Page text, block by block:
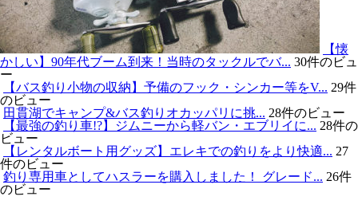
【懐
かしい】90年代ブーム到来！当時のタックルでバ... 30件のビュ
ー
【バス釣り小物の収納】予備のフック・シンカー等をV... 29件
のビュー
田貫湖でキャンプ&バス釣りオカッパリに挑... 28件のビュー
【最強の釣り車!?】ジムニーから軽バン・エブリイに... 28件の
ビュー
【レンタルボート用グッズ】エレキでの釣りをより快適... 27
件のビュー
釣り専用車としてハスラーを購入しました！ グレード... 26件
のビュー